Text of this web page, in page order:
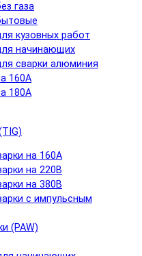
газа
кузовных работ
начинающих
сварки алюминия
160А
180А
на 160А
на 220В
на 380В
с импульсным
(PAW)